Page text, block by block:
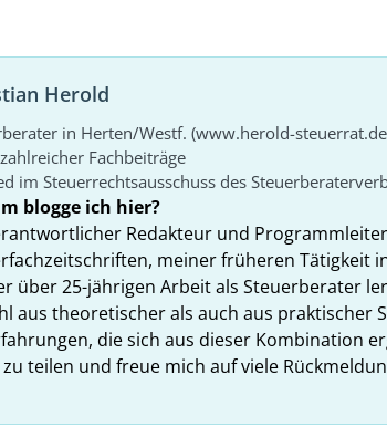
Herold
in Herten/Westf. (www.herold-
Fachbeiträge
im Steuerrechtsausschuss des
blogge ich hier?
Redakteur und
meiner früheren Tätigkeit
über 25-jährigen Arbeit als Steuerberater
aus theoretischer als auch aus praktischer
die sich aus dieser Kombination
zu teilen und freue mich auf viele